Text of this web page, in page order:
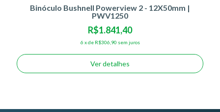
Binóculo Bushnell Powerview 2 - 12X50mm |
PWV1250
R$1.841,40
6 xde R$306,90 sem juros
Ver detalhes